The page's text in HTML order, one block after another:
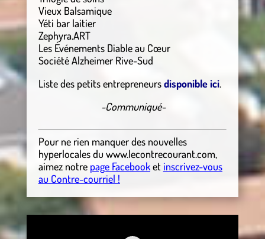
Vieux Balsamique
Yéti bar laitier
Zephyra.ART
Les Événements Diable au Cœur
Société Alzheimer Rive-Sud
Liste des petits entrepreneursdisponible ici.
-Communiqué-
Pour ne rien manquer des nouvelles
hyperlocalesdu www.lecontrecourant.com,
aimez notre page Facebooket inscrivez-vous
au Contre-courriel !